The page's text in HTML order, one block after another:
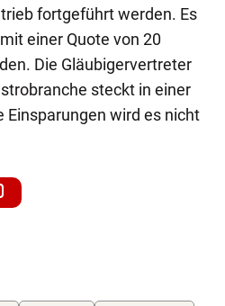
fortgeführt werden. Es
einer Quote von 20
Die Gläubigervertreter
steckt in einer
Einsparungen wird es nicht